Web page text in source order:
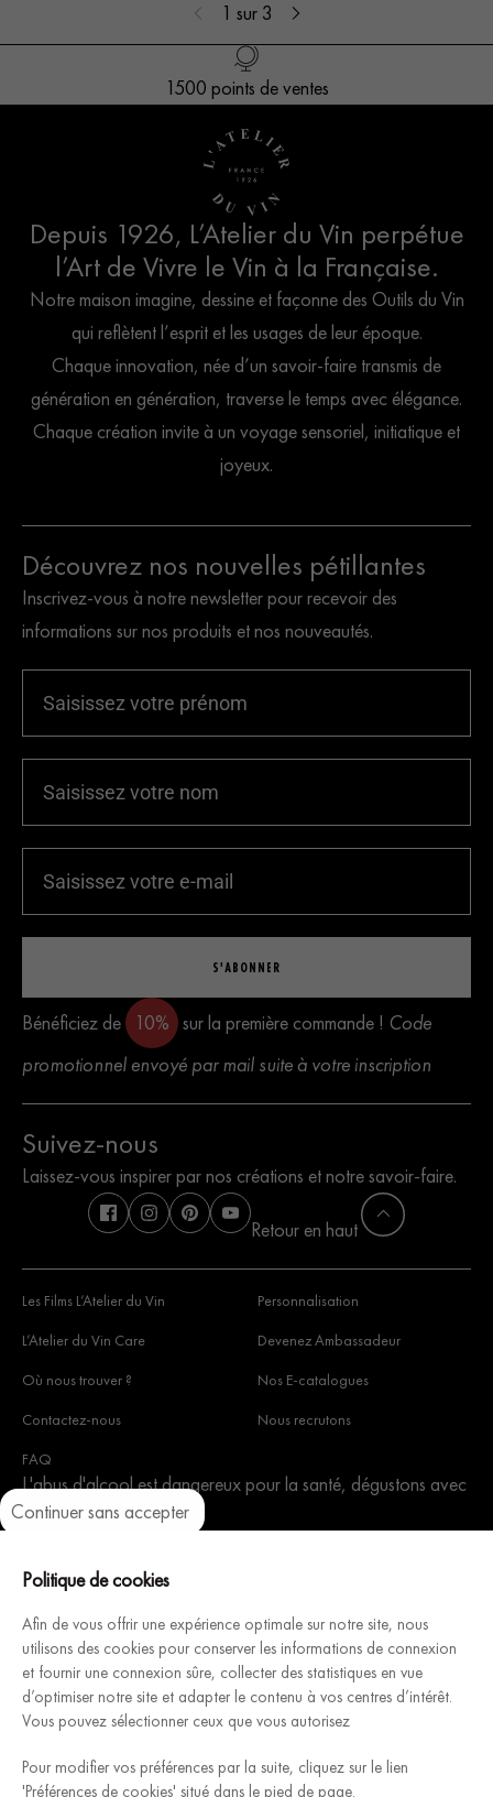
Continuer sans accepter
Politique de cookies
Afin de vous offrir une expérience optimale sur notre site, nous
utilisons des cookies pour conserver les informations de connexion
et fournir une connexion sûre, collecter des statistiques en vue
d’optimiser notre site et adapter le contenu à vos centres d’intérêt.
Vous pouvez sélectionner ceux que vous autorisez
Pour modifier vos préférences par la suite, cliquez sur le lien
'Préférences de cookies' situé dans le pied de page.
Notre plateforme vous permet d'adapter et de gérer vos
1 sur 3
1500 points de ventes
Création Française
Livraison offerte en France dès 100€ d’achat
Service client
Depuis 1926, L’Atelier du Vin perpétue
l’Art de Vivre le Vin à la Française.
Notre maison imagine, dessine et façonne des Outils du Vin
qui reflètent l’esprit et les usages de leur époque.
Chaque innovation, née d’un savoir-faire transmis de
génération en génération, traverse le temps avec élégance.
Chaque création invite à un voyage sensoriel, initiatique et
joyeux.
Découvrez nos nouvelles pétillantes
Inscrivez-vous à notre newsletter pour recevoir des
informations sur nos produits et nos nouveautés.
S'ABONNER
Bénéficiez de 10% sur la première commande ! Code
promotionnel envoyé par mail suite à votre inscription
Suivez-nous
Laissez-vous inspirer par nos créations et notre savoir-faire.
Retour en haut
Les Films L’Atelier du Vin
Personnalisation
L’Atelier du Vin Care
Devenez Ambassadeur
Où nous trouver ?
Nos E-catalogues
Contactez-nous
Nous recrutons
FAQ
L'abus d'alcool est dangereux pour la santé, dégustons avec
modération.
Architecture Intérieure du Vin, fabricant Français de caves à
vins modulables et personnalisables, vous accompagne pour
concevoir & installer votre cave rêvée.
Découvrez